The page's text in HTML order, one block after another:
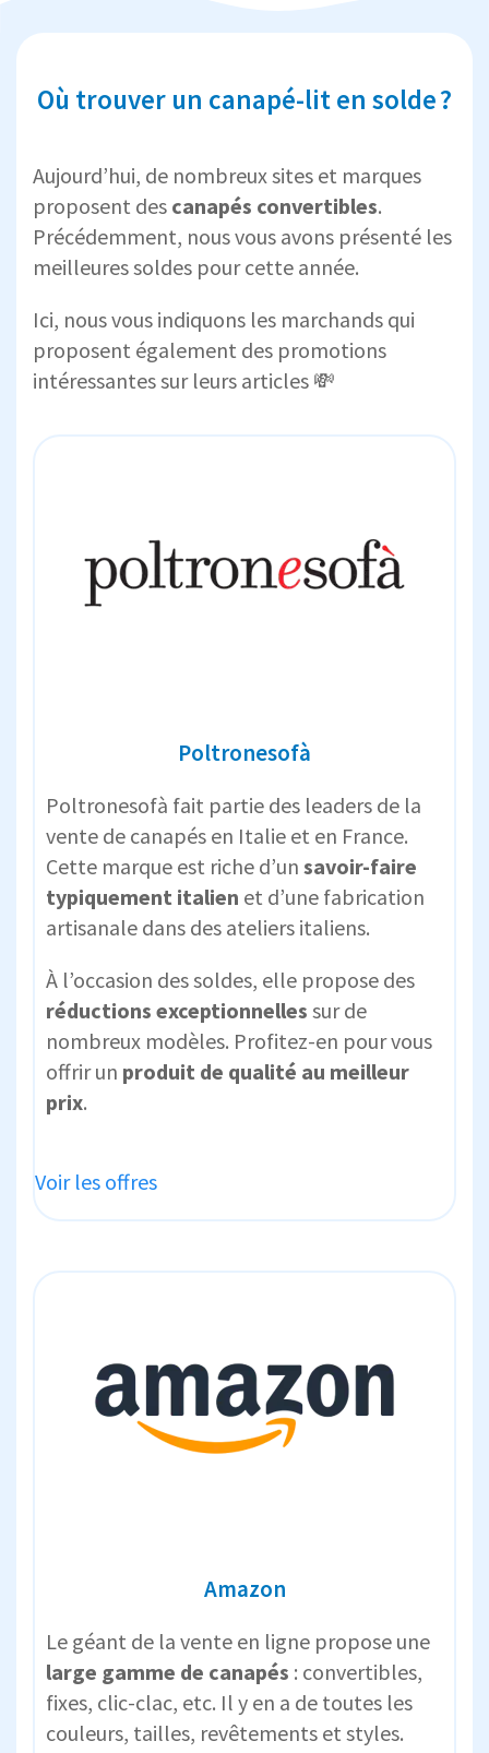
Où trouver un canapé-lit en solde ?
Aujourd’hui, de nombreux sites et marques
proposent des canapés convertibles.
Précédemment, nous vous avons présenté les
meilleures soldes pour cette année.
Ici, nous vous indiquons les marchands qui
proposent également des promotions
intéressantes sur leurs articles 💸
Poltronesofà
Poltronesofà fait partie des leaders de la
vente de canapés en Italie et en France.
Cette marque est riche d’un savoir-faire
typiquement italien et d’une fabrication
artisanale dans des ateliers italiens.
À l’occasion des soldes, elle propose des
réductions exceptionnelles sur de
nombreux modèles. Profitez-en pour vous
offrir un produit de qualité au meilleur
prix.
Voir les offres
Amazon
Le géant de la vente en ligne propose une
large gamme de canapés : convertibles,
fixes, clic-clac, etc. Il y en a de toutes les
couleurs, tailles, revêtements et styles.